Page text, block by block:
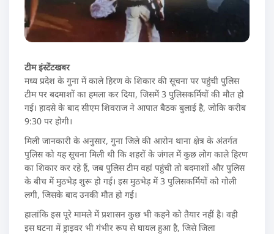
टीम इंस्टेंटखबर
मध्य प्रदेश के गुना में काले हिरण के शिकार की सूचना पर पहुंची पुलिस
टीम पर बदमाशों का हमला कर दिया, जिसमें 3 पुलिसकर्मियों की मौत हो
गई। हादसे के बाद सीएम शिवराज ने आपात बैठक बुलाई है, जोकि करीब
9:30 पर होगी।
मिली जानकारी के अनुसार, गुना जिले की आरोन थाना क्षेत्र के अंतर्गत
पुलिस को यह सूचना मिली थी कि शहरों के जंगल में कुछ लोग काले हिरण
का शिकार कर रहे हैं, जब पुलिस टीम वहां पहुंची तो बदमाशों और पुलिस
के बीच में मुठभेड़ शुरू हो गई। इस मुठभेड़ में 3 पुलिसकर्मियों को गोली
लगी, जिसके बाद उनकी मौत हो गई।
हालांकि इस पूरे मामले में प्रशासन कुछ भी कहने को तैयार नहीं है। वही
इस घटना में ड्राइवर भी गंभीर रूप से घायल हुआ है, जिसे जिला